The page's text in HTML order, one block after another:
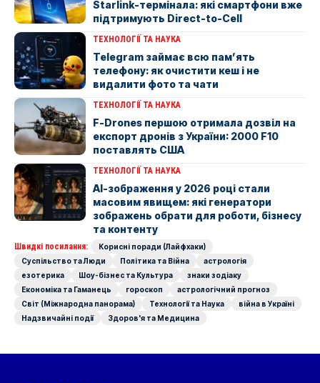
Starlink-термінала: які смартфони вже
підтримують Direct-to-Cell
ТЕХНОЛОГІЇ ТА НАУКА
Telegram займає всю пам’ять
телефону: як очистити кеш і не
видалити фото та чати
ТЕХНОЛОГІЇ ТА НАУКА
F-Drones першою отримала дозвіл на
експорт дронів з України: 2000 F10
поставлять США
ТЕХНОЛОГІЇ ТА НАУКА
AI-зображення у 2026 році стали
масовим явищем: які генератори
зображень обрати для роботи, бізнесу
та контенту
Швидкі посилання:
Корисні поради (Лайфхаки)
Суспільство та Люди
Політика та Війна
астрологія
езотерика
Шоу-бізнес та Культура
знаки зодіаку
Економіка та Гаманець
гороскоп
астрологічний прогноз
Світ (Міжнародна панорама)
Технології та Наука
війна в Україні
Надзвичайні події
Здоров'я та Медицина